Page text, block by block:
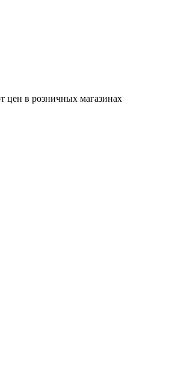
цен в розничных магазинах